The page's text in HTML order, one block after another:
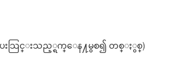
းသြင္းသည့္ရက္ေန႔မွစ၍ တစ္ႏွစ္)